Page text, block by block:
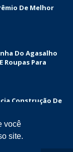
você
site.
De Melhor
Do Agasalho
Roupas Para
Construção De